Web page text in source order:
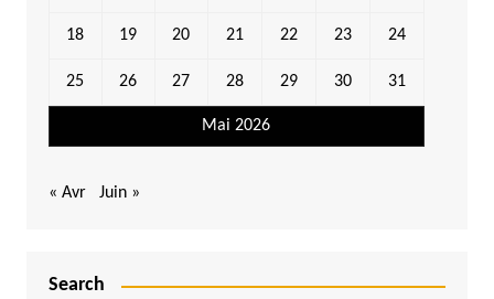
Mai 2026
18 19 20 21 22 23 24
25 26 27 28 29 30 31
« Avr Juin »
Search